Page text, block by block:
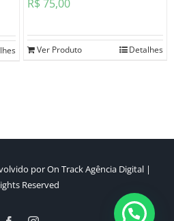
R$ 75,00
Ver Produto Detalhes
porOn Track Agência Digital |
Reserved